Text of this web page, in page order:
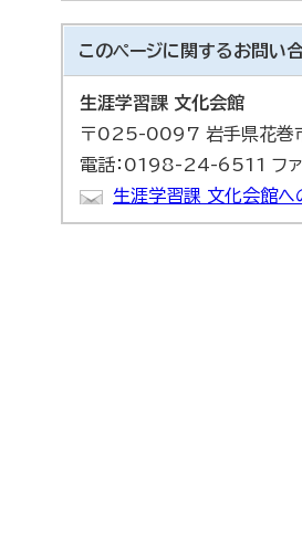
このページに関するお問い
生涯学習課 文化会館
〒025-0097 岩手県花巻
電話：0198-24-6511 フ
生涯学習課 文化会館へ